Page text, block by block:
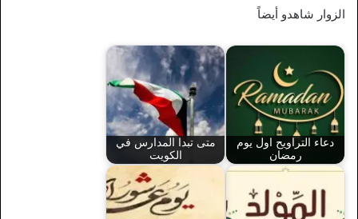
الزوار شاهدو أيضاً
دعاء التراويح اول يوم
رمضان
متى تبدا المدارس في
الكويت